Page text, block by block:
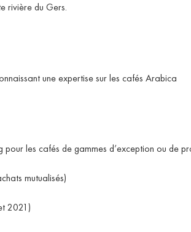
rivière du Gers.
une expertise sur les cafés Arabica
les cafés de gammes d’exception ou de
mutualisés)
2021)